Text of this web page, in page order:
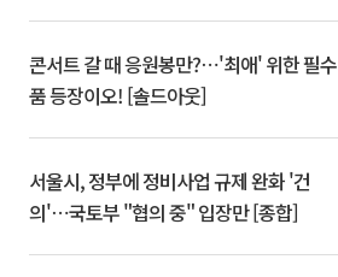
콘서트 갈 때 응원봉만?⋯'최애' 위한 필수
품 등장이오! [솔드아웃]
서울시, 정부에 정비사업 규제 완화 '건
의'⋯국토부 "협의 중" 입장만 [종합]